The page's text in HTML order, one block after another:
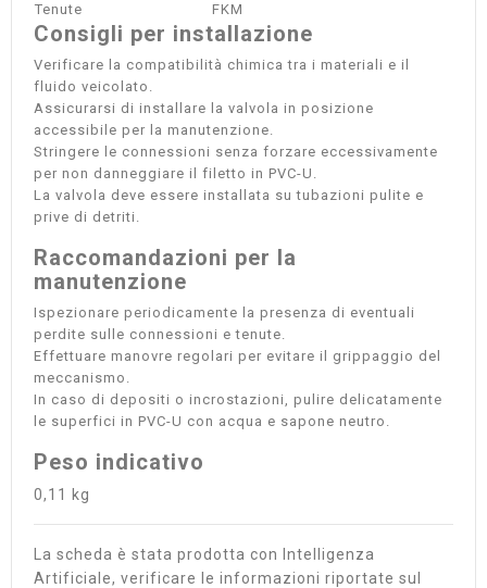
Tenute
FKM
Consigli per installazione
Verificare la compatibilità chimica tra i materiali e il
fluido veicolato.
Assicurarsi di installare la valvola in posizione
accessibile per la manutenzione.
Stringere le connessioni senza forzare eccessivamente
per non danneggiare il filetto in PVC-U.
La valvola deve essere installata su tubazioni pulite e
prive di detriti.
Raccomandazioni per la
manutenzione
Ispezionare periodicamente la presenza di eventuali
perdite sulle connessioni e tenute.
Effettuare manovre regolari per evitare il grippaggio del
meccanismo.
In caso di depositi o incrostazioni, pulire delicatamente
le superfici in PVC-U con acqua e sapone neutro.
Peso indicativo
0,11 kg
La scheda è stata prodotta con Intelligenza
Artificiale, verificare le informazioni riportate sul